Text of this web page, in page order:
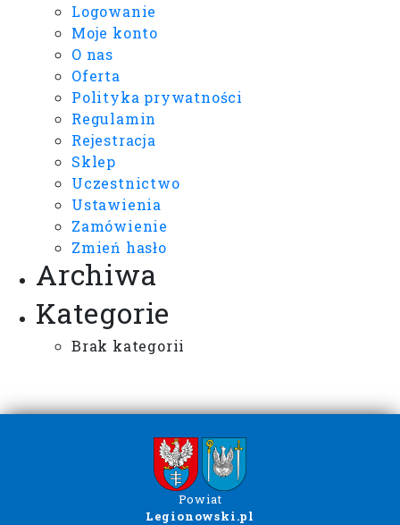
Logowanie
Moje konto
O nas
Oferta
Polityka prywatności
Regulamin
Rejestracja
Sklep
Uczestnictwo
Ustawienia
Zamówienie
Zmień hasło
Archiwa
Kategorie
Brak kategorii
Powiat
Legionowski.pl